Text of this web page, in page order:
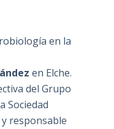
en la
en Elche.
del Grupo
Sociedad
responsable